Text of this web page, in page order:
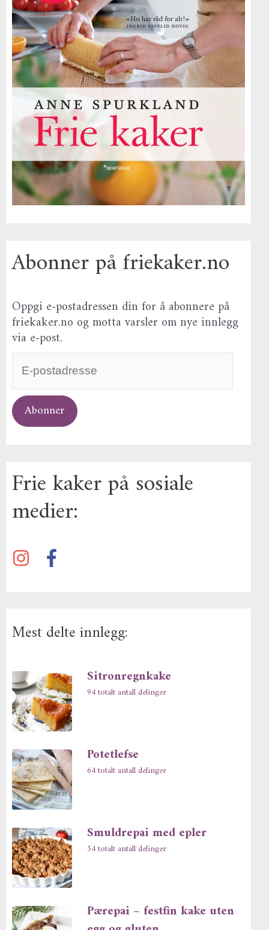
Abonner på friekaker.no
Oppgi e-postadressen din for å abonnere på
friekaker.no og motta varsler om nye innlegg
via e-post.
Abonner
Frie kaker på sosiale
medier:
Mest delte innlegg:
Sitronregnkake
94 totalt antall delinger
Potetlefse
64 totalt antall delinger
Smuldrepai med epler
54 totalt antall delinger
Pærepai – festfin kake uten